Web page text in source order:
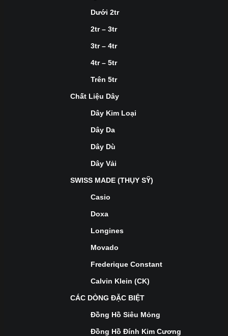
Dưới 2tr
2tr – 3tr
3tr – 4tr
4tr – 5tr
Trên 5tr
Chất Liệu Dây
Dây Kim Loại
Dây Da
Dây Dù
Dây Vải
SWISS MADE (THỤY SỸ)
Casio
Doxa
Longines
Movado
Frederique Constant
Calvin Klein (CK)
CÁC DÒNG ĐẶC BIỆT
Đồng Hồ Siêu Mỏng
Đồng Hồ Đính Kim Cương